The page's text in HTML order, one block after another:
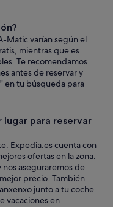
Matic varían según el
mientras que es
Te recomendamos
antes de reservar y
en tu búsqueda para
lugar para reservar
Expedia.es cuenta con
ofertas en la zona.
aseguraremos de
precio. También
junto a tu coche
vacaciones en